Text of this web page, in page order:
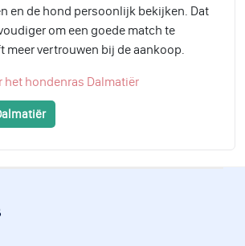
en de hond persoonlijk bekijken. Dat
om een goede match te
meer vertrouwen bij de aankoop.
het hondenras Dalmatiër